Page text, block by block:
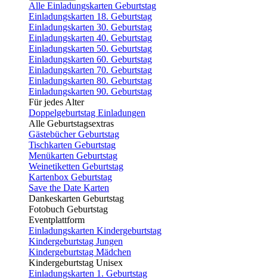
Alle Einladungskarten Geburtstag
Einladungskarten 18. Geburtstag
Einladungskarten 30. Geburtstag
Einladungskarten 40. Geburtstag
Einladungskarten 50. Geburtstag
Einladungskarten 60. Geburtstag
Einladungskarten 70. Geburtstag
Einladungskarten 80. Geburtstag
Einladungskarten 90. Geburtstag
Für jedes Alter
Doppelgeburtstag Einladungen
Alle Geburtstagsextras
Gästebücher Geburtstag
Tischkarten Geburtstag
Menükarten Geburtstag
Weinetiketten Geburtstag
Kartenbox Geburtstag
Save the Date Karten
Dankeskarten Geburtstag
Fotobuch Geburtstag
Eventplattform
Einladungskarten Kindergeburtstag
Kindergeburtstag Jungen
Kindergeburtstag Mädchen
Kindergeburtstag Unisex
Einladungskarten 1. Geburtstag